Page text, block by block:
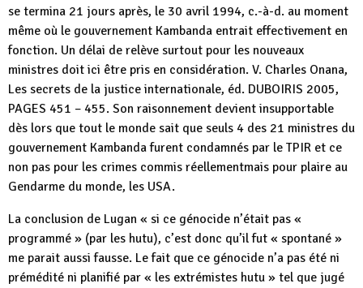
se termina 21 jours après, le 30 avril 1994, c.-à-d. au moment
même où le gouvernement Kambanda entrait effectivement en
fonction. Un délai de relève surtout pour les nouveaux
ministres doit ici être pris en considération. V. Charles Onana,
Les secrets de la justice internationale, éd. DUBOIRIS 2005,
PAGES 451 – 455. Son raisonnement devient insupportable
dès lors que tout le monde sait que seuls 4 des 21 ministres du
gouvernement Kambanda furent condamnés par le TPIR et ce
non pas pour les crimes commis réellementmais pour plaire au
Gendarme du monde, les USA.
La conclusion de Lugan « si ce génocide n’était pas «
programmé » (par les hutu), c’est donc qu’il fut « spontané »
me parait aussi fausse. Le fait que ce génocide n’a pas été ni
prémédité ni planifié par « les extrémistes hutu » tel que jugé